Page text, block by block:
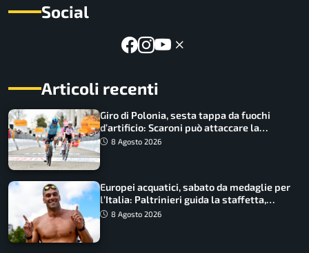
Social
Articoli recenti
Giro di Polonia, sesta tappa da fuochi
d’artificio: Scaroni può attaccare la
maglia di Lemmen
8 Agosto 2026
Europei acquatici, sabato da medaglie per
l’Italia: Paltrinieri guida la staffetta,
Barnabà sogna l’oro dalle grandi altezze
8 Agosto 2026